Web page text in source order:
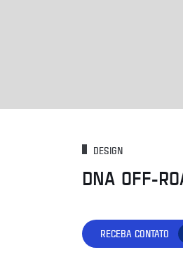
DESIGN
DNA OFF-
RECEBA CONTATO